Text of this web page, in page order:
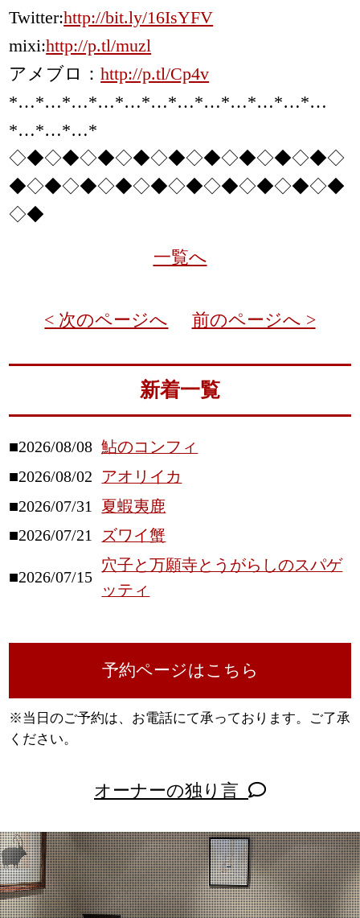
Twitter:http://bit.ly/16IsYFV
mixi:http://p.tl/muzl
アメブロ：http://p.tl/Cp4v
*…*…*…*…*…*…*…*…*…*…*…*…
*…*…*…*
◇◆◇◆◇◆◇◆◇◆◇◆◇◆◇◆◇◆◇
◆◇◆◇◆◇◆◇◆◇◆◇◆◇◆◇◆◇◆
◇◆
一覧へ
< 次のページへ 前のページへ >
新着一覧
■2026/08/08 鮎のコンフィ
■2026/08/02
アオリイカ
■2026/07/31
夏蝦夷鹿
■2026/07/21
ズワイ蟹
■2026/07/15
穴子と万願寺とうがらしのスパゲ
ッティ
予約ページはこちら
※当日のご予約は、お電話にて承っております。ご了承
ください。
オーナーの独り言